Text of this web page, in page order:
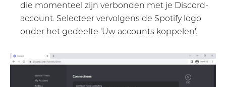
die momenteel zijn verbonden met je Discord-
account. Selecteer vervolgens de Spotify logo
onder het gedeelte 'Uw accounts koppelen'.